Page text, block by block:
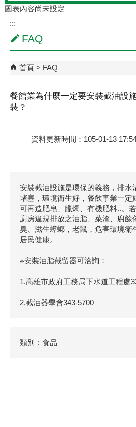
圖表內容尚未設定
:::
FAQ
首頁 FAQ
餐館業為什麼一定要安裝截油設
裝？
資料更新時間：105-01-13
安裝截油設施是環保的義務，排水
堵塞，環境衛生好，餐飲事業一定
可再造肥皂、臘燭、有機肥料..。
廚房違規排放之油脂、菜渣、廚餘
臭、滋生蟑螂，老鼠，危害環境衛
居民健康。
※安裝油脂截留器可洽詢：
1.高雄市政府工務局下水道工程處
2.截油器學會343-5700
類別：食品